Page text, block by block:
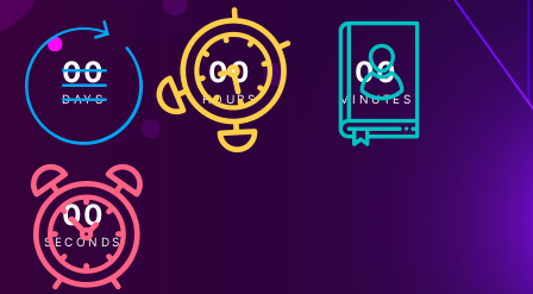
00
DAYS
00
HOURS
00
MINUTES
00
SECONDS